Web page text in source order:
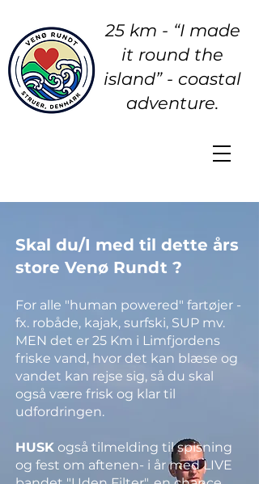
25 km - “I made
it round the
island” - coastal
adventure.
Skal du/I med til dette års
store Venø Rundt ?
For alle "human powered" fartøjer -
fx. robåde, kajak, surfski, SUP mv.
MEN det er 25 Km i Limfjordens
friske vand, hvor det kan blæse og
vandet kan rejse sig, så du skal
også være frisk og klar til
udfordringen.
HUSK også tilmelding til spisning
og fest om aftenen- i år med LIVE